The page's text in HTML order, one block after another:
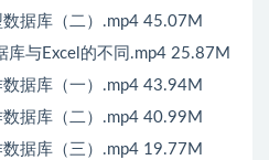
据库（二）.mp4 45.07M
库与Excel的不同.mp4 25.87M
据库（一）.mp4 43.94M
据库（二）.mp4 40.99M
据库（三）.mp4 19.77M